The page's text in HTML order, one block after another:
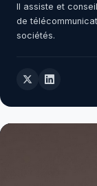
Il assiste et
de
sociétés.